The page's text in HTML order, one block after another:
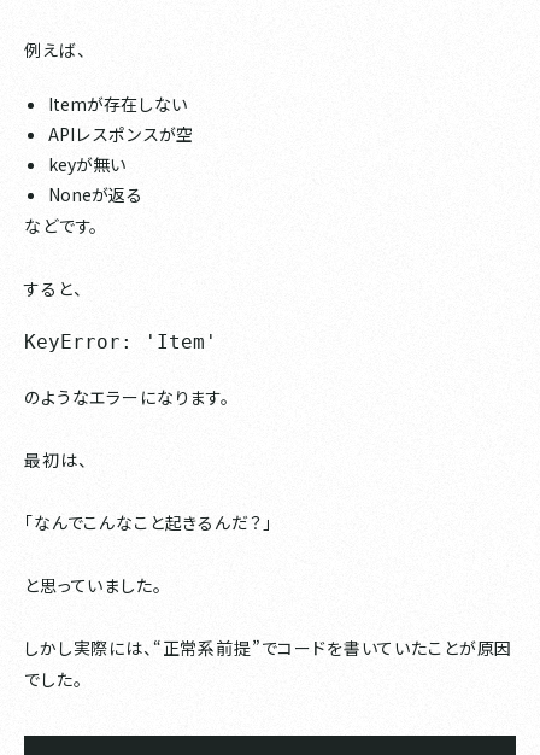
例えば、
Itemが存在しない
APIレスポンスが空
keyが無い
Noneが返る
などです。
すると、
KeyError: 'Item'
のようなエラーになります。
最初は、
「なんでこんなこと起きるんだ？」
と思っていました。
しかし実際には、“正常系前提”でコードを書いていたことが原因
でした。